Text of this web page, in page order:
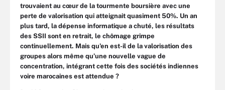
trouvaient au cœur de la tourmente boursière avec une
perte de valorisation qui atteignait quasiment 50%. Un an
plus tard, la dépense informatique a chuté, les résultats
des SSII sont en retrait, le chômage grimpe
continuellement. Mais qu'en est-il de la valorisation des
groupes alors même qu’une nouvelle vague de
concentration, intégrant cette fois des sociétés indiennes
voire marocaines est attendue ?